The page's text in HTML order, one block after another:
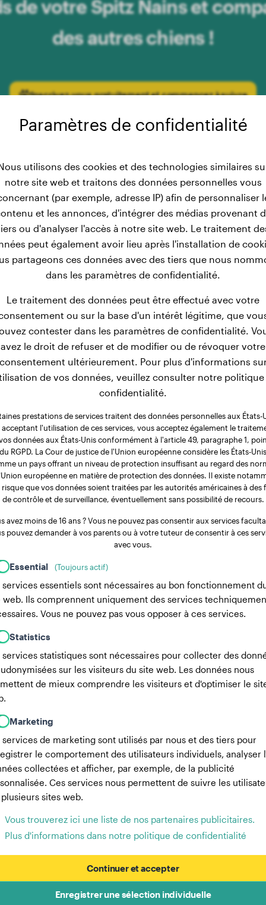
de votre Spitz Nains et
des autres chiens !
Inscrivez-vous gratuitement et commencez à suivre
poids des mâles :
race Spitz Nain de 2 à 12 mois
Nain se caractérisent par leur structure très légère. En
comme très faible. Après 3 mois supplémentaires, leur
continuent de grandir, mais atteignent finalement un
des femelles :
race Spitz Nain de 2 à 13 mois
se distinguent par leur structure très légère. En
Paramètres de confidentialité
utilisons des cookies et des technologies similaires
notre site web et traitons des données personnelles vous
(par exemple, adresse IP) afin de personnaliser
et les annonces, d'intégrer des médias provenant
ou d'analyser l'accès à notre site web. Le traitement
peut également avoir lieu après l'installation de
partageons ces données avec des tiers que nous
dans les paramètres de confidentialité.
Le traitement des données peut être effectué avec votre
ou sur la base d'un intérêt légitime, que
contester dans les paramètres de confidentialité.
avez le droit de refuser et de modifier ou de révoquer votre
consentement ultérieurement. Pour plus d'informations
de vos données, veuillez consulter notre politique
confidentialité.
prestations de services traitent des données personnelles aux États-
acceptant l'utilisation de ces services, vous acceptez également le
données aux États-Unis conformément à l'article 49, paragraphe 1,
du RGPD. La Cour de justice de l'Union européenne considère les États-Unis
un pays offrant un niveau de protection insuffisant au regard des
européenne en matière de protection des données. Il existe
risque que vos données soient traitées par les autorités américaines à des
de contrôle et de surveillance, éventuellement sans possibilité de recours.
avez moins de 16 ans ? Vous ne pouvez pas consentir aux services
pouvez demander à vos parents ou à votre tuteur de consentir à ces
avec vous.
Essential (Toujours actif)
services essentiels sont nécessaires au bon fonctionnement
web. Ils comprennent uniquement des services
Vous ne pouvez pas vous opposer à ces services.
Statistics
services statistiques sont nécessaires pour collecter des
sur les visiteurs du site web. Les données nous
de mieux comprendre les visiteurs et d'optimiser le
Marketing
services de marketing sont utilisés par nous et des tiers pour
le comportement des utilisateurs individuels, analyser
collectées et afficher, par exemple, de la publicité
Ces services nous permettent de suivre les
sites web.
Vous trouverez ici une liste de nos partenaires publicitaires.
Plus d'informations dans notre politique de confidentialité
Continuer et accepter
Enregistrer une sélection individuelle